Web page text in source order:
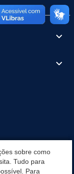
sobre como
Tudo para
Para